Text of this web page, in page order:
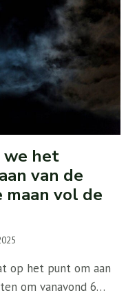
we het
van de
vol de
op het punt om aan
om vanavond 6…